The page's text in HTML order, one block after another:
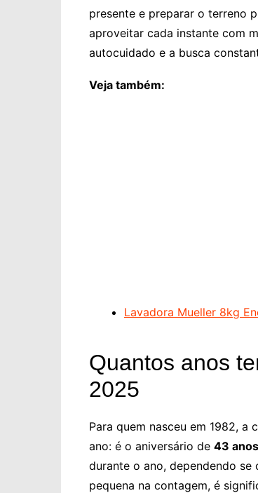
presente e preparar o terreno
aproveitar cada instante com
autocuidado e a busca
Veja também:
Lavadora Mueller 8kg
Quantos anos
2025
Para quem nasceu em 1982, a
ano: é o aniversário de 43 anos
durante o ano, dependendo se
pequena na contagem, é